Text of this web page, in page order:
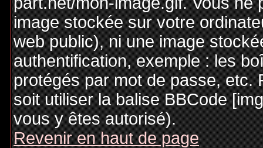
image stockée sur votre
web public), ni une image
authentification, exemple : les
protégés par mot de passe, etc.
soit utiliser la balise BBCode
vous y êtes autorisé).
Revenir en haut de page